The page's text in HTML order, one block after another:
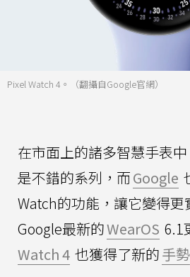
Pixel Watch 4。（翻攝自Google官網）
在市面上的諸多智慧手表
是不錯的系列，而Google
Watch的功能，讓它變得更
Google最新的WearOS 6.1
Watch 4 也獲得了新的手勢